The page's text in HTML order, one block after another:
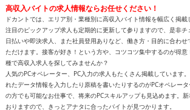
の方でも可能なお仕事で、将来のPCスキルアップも見込めます。新
おりますので、きっとアナタに合ったバイトが見つかります。
面白特集ページもたっぷりご用意しておりますので、どうぞ楽しみ
い！
高収入バイトをお探しなら、日払いや即決求人を多数掲載してい
どうぞお任せくださいませ！
All contents copyright © 2002-2025ドカン
reserved. 掲載記事、写真、イラストの無断